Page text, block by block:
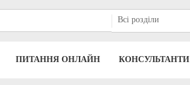
Всі розділи
ПИТАННЯ ОНЛАЙН КОНСУЛЬТАНТИ